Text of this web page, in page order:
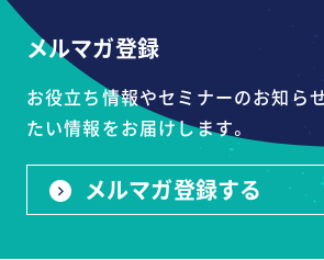
メルマガ登録
お役立ち情報やセミナーのお知ら
たい情報をお届けします。
メルマガ登録する